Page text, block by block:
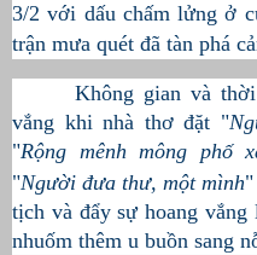
3/2 với dấu chấm lửng ở
trận mưa quét đã tàn phá
Không gian và
vắng khi nhà thơ đặt "
"Rộng mênh mông phố
"Người đưa thư, một mình
tịch và đẩy sự hoang
nhuốm thêm u buồn sang